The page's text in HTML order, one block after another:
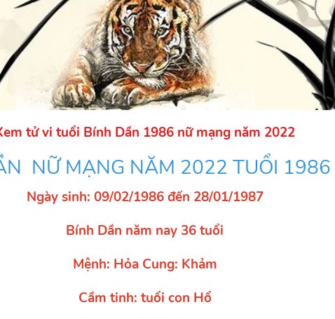
tử vi tuổi Bính Dần 1986 nữ mạng năm 2022
NỮ MẠNG NĂM 2022 TUỔI 1986
Ngày sinh: 09/02/1986 đến 28/01/1987
Bính Dần năm nay 36 tuổi
Mệnh: Hỏa Cung: Khảm
Cầm tinh: tuổi con Hổ